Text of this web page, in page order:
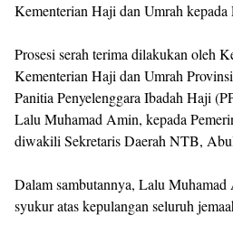
Kementerian Haji dan Umrah
Prosesi serah terima dilakukan oleh
Kementerian Haji dan Umrah
Panitia Penyelenggara Ibadah Haji
Lalu Muhamad Amin, kepada
diwakili Sekretaris Daerah NTB,
Dalam sambutannya, Lalu Muhamad
syukur atas kepulangan seluruh